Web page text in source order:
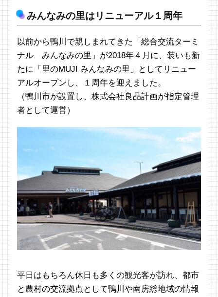
みんなみの里はリニューアル１周年
以前から鴨川で親しまれてきた「総合交流ターミ
ナル みんなみの里」が2018年４月に、装いも新
たに「里のMUJI みんなみの里」としてリニュー
アルオープンし、１周年を迎えました。
（鴨川市が設置し、株式会社良品計画が指定管理
者として運営）
平日はもちろん休日も多くの観光客が訪れ、都市
と農村の交流拠点として鴨川や南房総地域の情報